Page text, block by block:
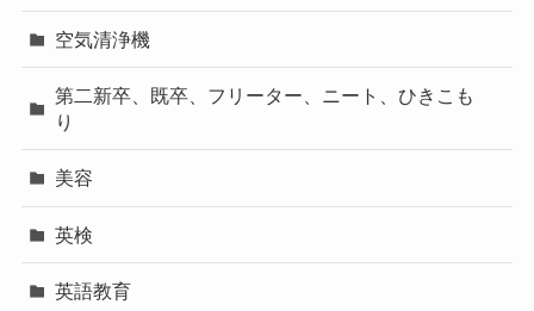
空気清浄機
第二新卒、既卒、フリーター、ニート、ひきこも
り
美容
英検
英語教育